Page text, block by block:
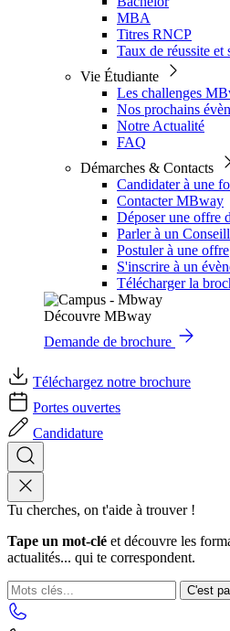
MBA
Titres RNCP
Taux de réussite et
Vie Étudiante
Les challenges
Nos prochains
Notre Actualité
FAQ
Démarches & Contacts
Candidater à une
Contacter MBway
Déposer une offre
Parler à un
Postuler à une offre
S'inscrire à un
Télécharger la
Découvre MBway
Demande de brochure
Téléchargez notre brochure
Portes ouvertes
Candidature
Tu cherches, on t'aide à trouver !
Tape un mot-clé et découvre les
actualités... qui te correspondent.
C'est